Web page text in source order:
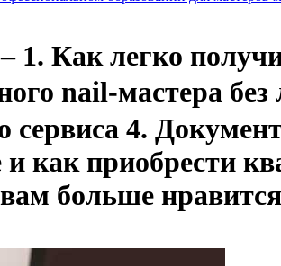
1. Как легко
nail-мастера
сервиса 4.
и как приобрести
больше